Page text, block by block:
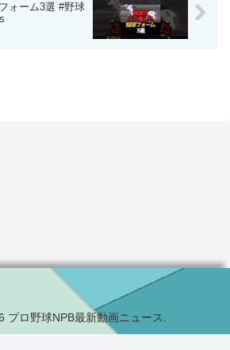
ォーム3選 #野球
プロ野球NPB最新動画ニュース.